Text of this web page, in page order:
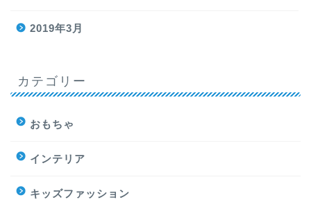
2019年3月
カテゴリー
おもちゃ
インテリア
キッズファッション